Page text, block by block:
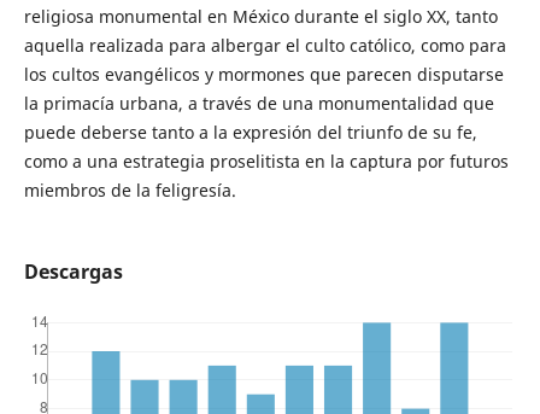
religiosa monumental en México durante el siglo XX, tanto
aquella realizada para albergar el culto católico, como para
los cultos evangélicos y mormones que parecen disputarse
la primacía urbana, a través de una monumentalidad que
puede deberse tanto a la expresión del triunfo de su fe,
como a una estrategia proselitista en la captura por futuros
miembros de la feligresía.
Descargas